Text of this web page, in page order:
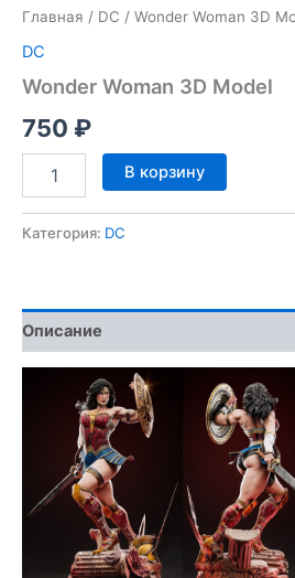
Главная / DC / Wonder Woman 3D
DC
Wonder Woman 3D Model
750 ₽
Количество
товара
Woman
В корзину
Категория: DC
Описание